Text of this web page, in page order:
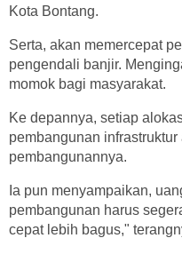
Kota Bontang.
Serta, akan memercepat
pengendali banjir.
momok bagi masyarakat.
Ke depannya, setiap
pembangunan
pembangunannya.
Ia pun menyampaikan,
pembangunan harus
cepat lebih bagus,"